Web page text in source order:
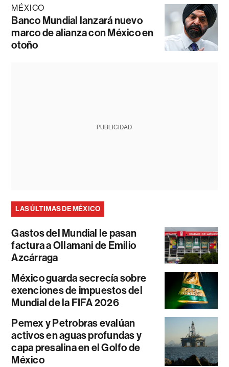
MÉXICO
Banco Mundial lanzará nuevo
marco de alianza con México en
otoño
PUBLICIDAD
LAS ÚLTIMAS DE MÉXICO
Gastos del Mundial le pasan
factura a Ollamani de Emilio
Azcárraga
México guarda secrecía sobre
exenciones de impuestos del
Mundial de la FIFA 2026
Pemex y Petrobras evalúan
activos en aguas profundas y
capa presalina en el Golfo de
México